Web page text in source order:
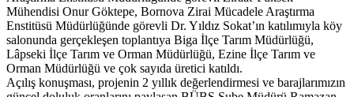
Mühendisi Onur Göktepe, Bornova Zirai Mücadele Araştırma
Enstitüsü Müdürlüğünde görevli Dr. Yıldız Sokat’ın katılımıyla köy
salonunda gerçekleşen toplantıya Biga İlçe Tarım Müdürlüğü,
Lâpseki İlçe Tarım ve Orman Müdürlüğü, Ezine İlçe Tarım ve
Orman Müdürlüğü ve çok sayıda üretici katıldı.
Açılış konuşması, projenin 2 yıllık değerlendirmesi ve barajlarımızın